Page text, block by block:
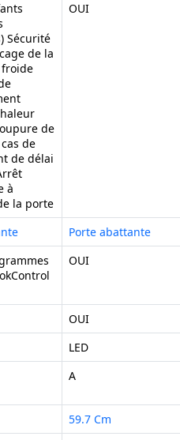
Sécurité
de la
froide
de
de
de délai
à
la porte
OUI
Porte abattante
OUI
OUI
LED
A
59.7 Cm